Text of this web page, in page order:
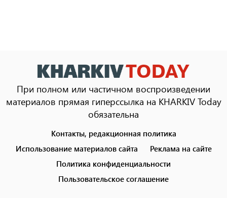
При полном или частичном воспроизведении
материалов прямая гиперссылка на KHARKIV Today
обязательна
menu
Контакты, редакционная политика
Использование материалов сайта
Реклама на сайте
Политика конфиденциальности
Пользовательское соглашение